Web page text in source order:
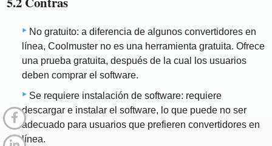
No gratuito: a diferencia de algunos convertidores en
línea, Coolmuster no es una herramienta gratuita. Ofrece
una prueba gratuita, después de la cual los usuarios
deben comprar el software.
Se requiere instalación de software: requiere
descargar e instalar el software, lo que puede no ser
adecuado para usuarios que prefieren convertidores en
línea.